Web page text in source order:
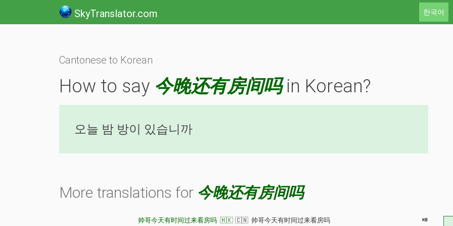
SkyTranslator.com 한국어
Cantonese to Korean
How to say 今晚还有房间吗in Korean?
오늘 밤 방이 있습니까
More translations for 今晚还有房间吗
帅哥今天有时间过来看房吗 🇭🇰 🇨🇳 帅哥今天有时间过来看房吗 ⏯